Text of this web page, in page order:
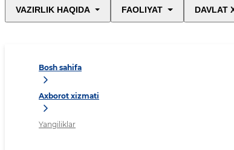
VAZIRLIK HAQIDA FAOLIYAT DAVLAT
Bosh sahifa
Axborot xizmati
Yangiliklar